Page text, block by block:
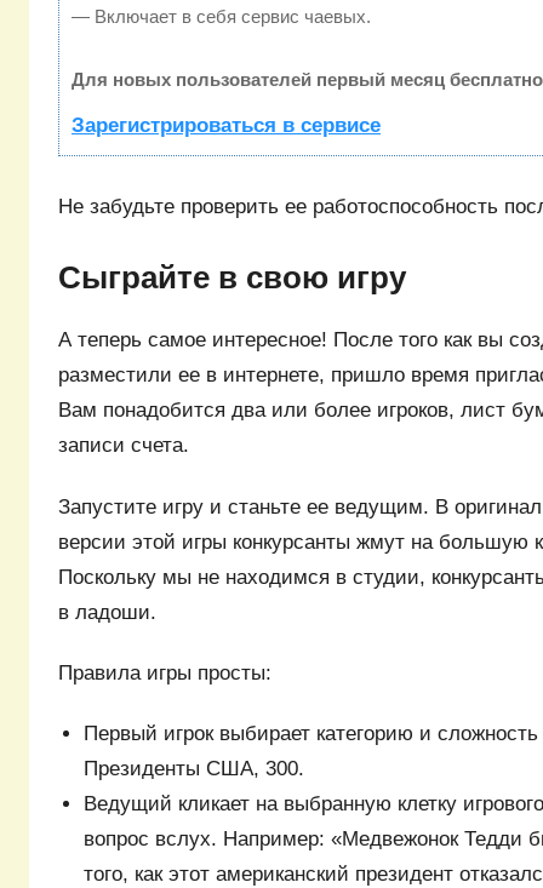
— Включает в себя сервис чаевых.
Для новых пользователей первый месяц
Зарегистрироваться в сервисе
Не забудьте проверить ее работоспособность
Сыграйте в свою игру
А теперь самое интересное! После того как вы
разместили ее в интернете, пришло время
Вам понадобится два или более игроков, лист
записи счета.
Запустите игру и станьте ее ведущим. В
версии этой игры конкурсанты жмут на большую
Поскольку мы не находимся в студии,
в ладоши.
Правила игры просты:
Первый игрок выбирает категорию и
Президенты США, 300.
Ведущий кликает на выбранную клетку
вопрос вслух. Например: «Медвежонок Тедди
того, как этот американский президент